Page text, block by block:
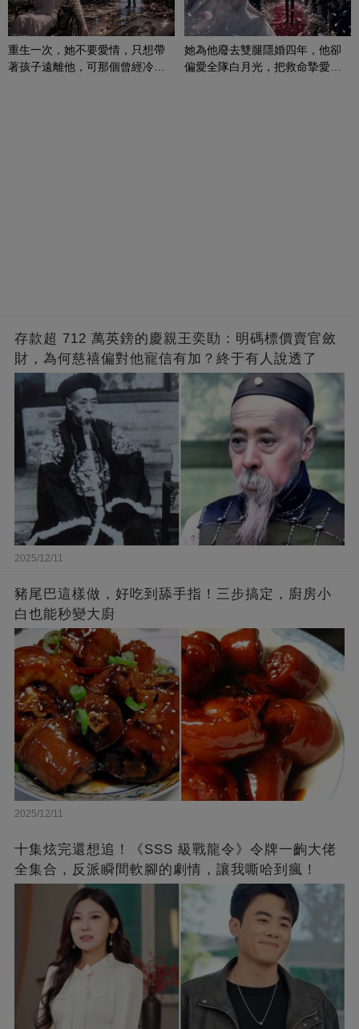
重生一次，她不要愛情，只想帶
著孩子遠離他，可那個曾經冷漠
她為他廢去雙腿隱婚四年，他卻
偏愛全隊白月光，把救命摯愛當
存款超 712 萬英鎊的慶親王奕劻：明碼標價賣官斂
財，為何慈禧偏對他寵信有加？終于有人說透了
2025/12/11
豬尾巴這樣做，好吃到舔手指！三步搞定，廚房小
白也能秒變大廚
2025/12/11
十集炫完還想追！《SSS 級戰龍令》令牌一齣大佬
全集合，反派瞬間軟腳的劇情，讓我嘶哈到瘋！